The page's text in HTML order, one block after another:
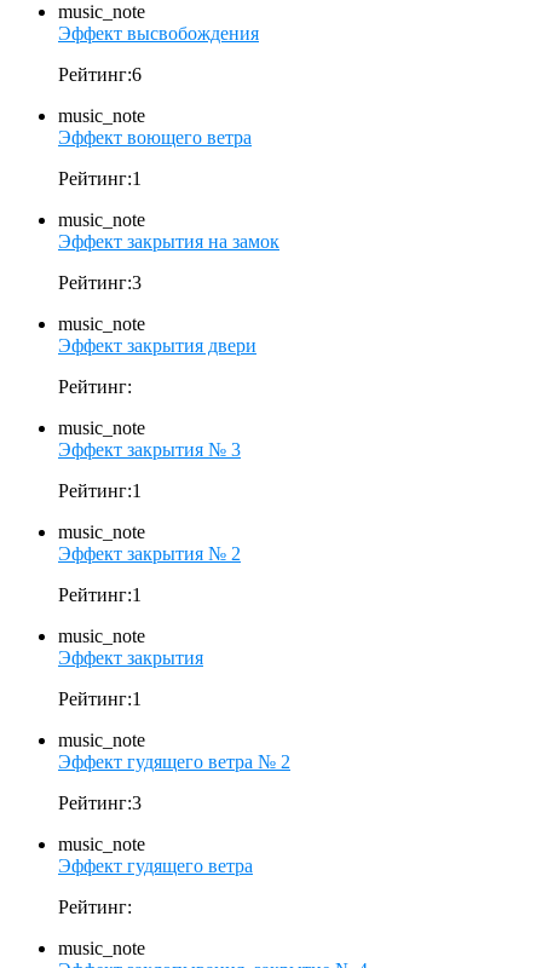
music_note
Эффект высвобождения
Рейтинг:6
music_note
Эффект воющего ветра
Рейтинг:1
music_note
Эффект закрытия на замок
Рейтинг:3
music_note
Эффект закрытия двери
Рейтинг:
music_note
Эффект закрытия № 3
Рейтинг:1
music_note
Эффект закрытия № 2
Рейтинг:1
music_note
Эффект закрытия
Рейтинг:1
music_note
Эффект гудящего ветра № 2
Рейтинг:3
music_note
Эффект гудящего ветра
Рейтинг:
music_note